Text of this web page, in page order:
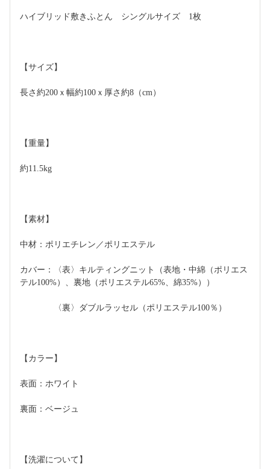
ハイブリッド敷きふとん　シングルサイズ　1枚
【サイズ】
長さ約200ｘ幅約100ｘ厚さ約8（cm）
【重量】
約11.5kg
【素材】
中材：ポリエチレン／ポリエステル
カバー：〈表〉キルティングニット（表地・中綿（ポリエス
テル100%）、裏地（ポリエステル65%、綿35%））
〈裏〉ダブルラッセル（ポリエステル100％）
【カラー】
表面：ホワイト
裏面：ベージュ
【洗濯について】